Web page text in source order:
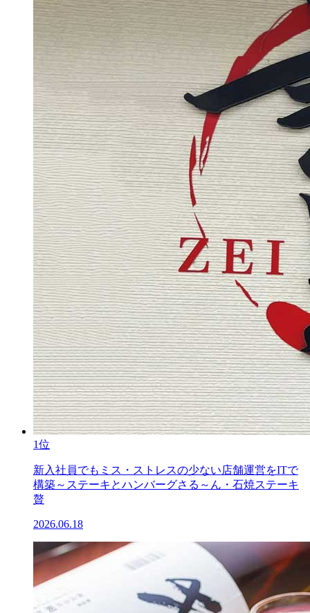
1位
新入社員でもミス・ストレスの少ない店舗運営をITで
構築～ステーキとハンバーグさる～ん・石焼ステーキ
贅
2026.06.18